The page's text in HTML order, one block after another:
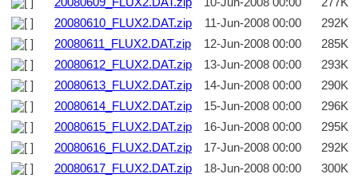
20080609_FLUX2.DAT.zip
10-Jun-2008 00:00
277K
20080610_FLUX2.DAT.zip
11-Jun-2008 00:00
292K
20080611_FLUX2.DAT.zip
12-Jun-2008 00:00
285K
20080612_FLUX2.DAT.zip
13-Jun-2008 00:00
293K
20080613_FLUX2.DAT.zip
14-Jun-2008 00:00
290K
20080614_FLUX2.DAT.zip
15-Jun-2008 00:00
296K
20080615_FLUX2.DAT.zip
16-Jun-2008 00:00
295K
20080616_FLUX2.DAT.zip
17-Jun-2008 00:00
292K
20080617_FLUX2.DAT.zip
18-Jun-2008 00:00
300K